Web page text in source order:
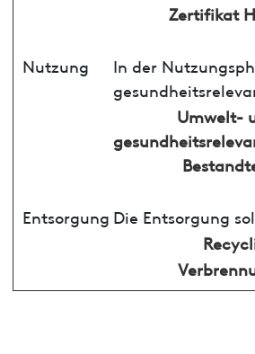
Zertifikat
Nutzung
In der
Umwelt-
Entsorgung Die Entsorgung